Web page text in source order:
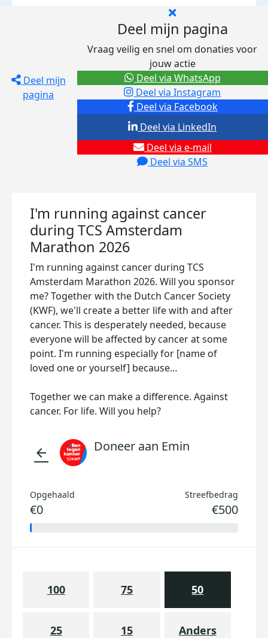
Deel mijn
pagina
Deel mijn pagina
Vraag veilig en snel om donaties voor
jouw actie
Deel via Facebook
Deel via Instagram
Deel via e-mail
Deel via SMS
Deel via LinkedIn
Deel via WhatsApp
I'm running against cancer
during TCS Amsterdam
Marathon 2026
I'm running against cancer during TCS
Amsterdam Marathon 2026. Will you sponsor
me? Together with the Dutch Cancer Society
(KWF), we'll create a better life with and after
cancer. This is desperately needed, because
everyone will be affected by cancer at some
point. I'm running especially for [name of
loved one or yourself] because…
Together we can make a difference. Against
cancer. For life. Will you help?
arrow_back Doneer aan Emin
Opgehaald
€0
Streefbedrag
€500
100 75 50
25 15 Anders